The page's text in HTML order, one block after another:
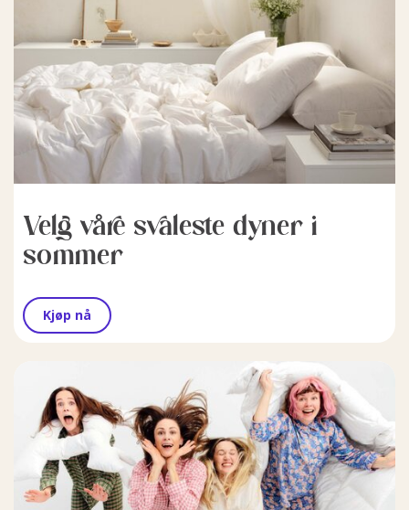
Velg våre svaleste dyner i
sommer
Kjøp nå